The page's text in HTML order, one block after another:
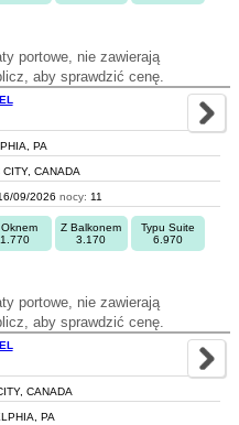
portowe, nie zawierają
aby sprawdzić cenę.
PA
CANADA
09/2026 nocy: 11
1.770
Z Balkonem
3.170
Typu Suite
6.970
portowe, nie zawierają
aby sprawdzić cenę.
CANADA
PA